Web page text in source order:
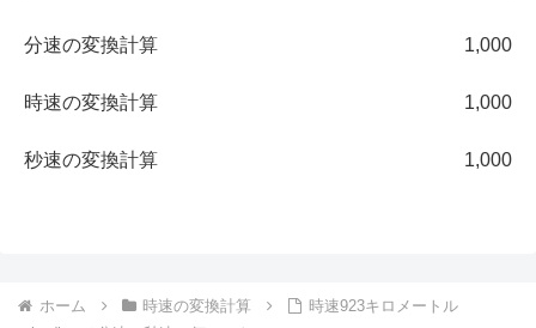
分速の変換計算 1,000
時速の変換計算 1,000
秒速の変換計算 1,000
ホーム 時速の変換計算
時速923キロメートル